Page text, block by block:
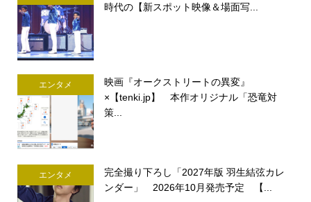
時代の【新スポット映像＆場面写...
エンタメ
映画『オークストリートの異変』
×【tenki.jp】 本作オリジナル「恐竜対
策...
エンタメ
完全撮り下ろし「2027年版 羽生結弦カレ
ンダー」 2026年10月発売予定 【...